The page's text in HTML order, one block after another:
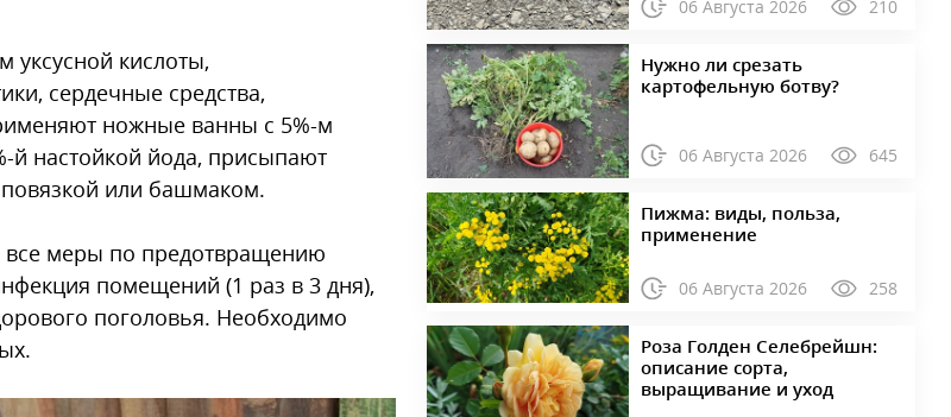
кислоты,
сердечные средства,
ножные ванны с 5%-м
й настойкой йода, присыпают
или башмаком.
все меры по предотвращению
помещений (1 раз в 3 дня),
поголовья. Необходимо
06 Августа 2026 210
Нужно ли срезать
картофельную ботву?
06 Августа 2026 645
Пижма: виды, польза,
применение
06 Августа 2026 258
Роза Голден Селебрейшн:
описание сорта,
выращивание и уход